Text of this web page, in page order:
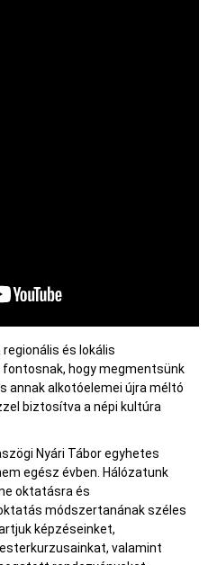
és lokális
hogy megmentsünk
annak alkotóelemei újra méltó
biztosítva a népi kultúra
Nyári Tábor egyhetes
egész évben. Hálózatunk
oktatásra és
módszertanának széles
képzéseinket,
valamint